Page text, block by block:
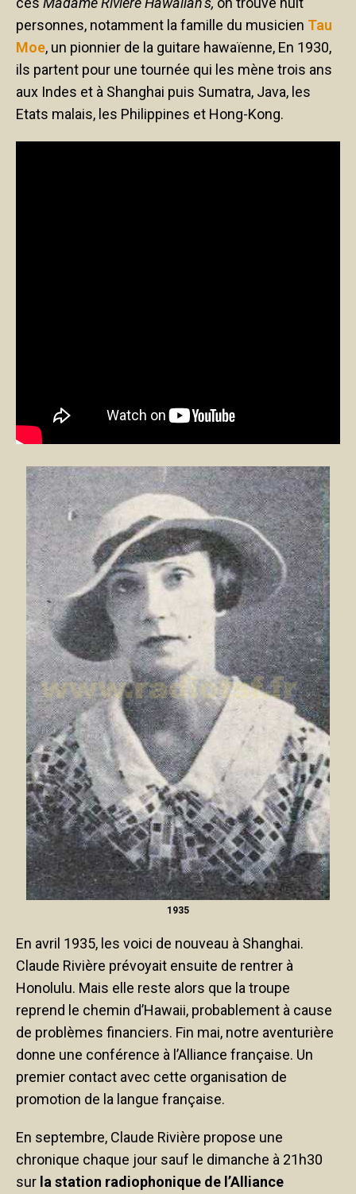
personnes, notamment la famille du musicien Tau
Moe, un pionnier de la guitare hawaïenne, En 1930,
ils partent pour une tournée qui les mène trois ans
aux Indes et à Shanghai puis Sumatra, Java, les
Etats malais, les Philippines et Hong-Kong.
1935
En avril 1935, les voici de nouveau à Shanghai.
Claude Rivière prévoyait ensuite de rentrer à
Honolulu. Mais elle reste alors que la troupe
reprend le chemin d’Hawaii, probablement à cause
de problèmes financiers. Fin mai, notre aventurière
donne une conférence à l’Alliance française. Un
premier contact avec cette organisation de
promotion de la langue française.
En septembre, Claude Rivière propose une
chronique chaque jour sauf le dimanche à 21h30
sur la station radiophonique de l’Alliance